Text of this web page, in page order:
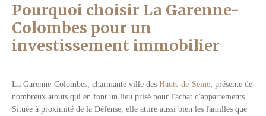
Pourquoi choisir La Garenne-
Colombes pour un
investissement immobilier
La Garenne-Colombes, charmante ville des Hauts-de-Seine, présente de
nombreux atouts qui en font un lieu prisé pour l'achat d'appartements.
Située à proximité de la Défense, elle attire aussi bien les familles que